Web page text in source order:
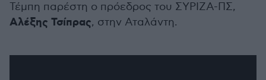
Τέμπη παρέστη ο πρόεδρος του ΣΥΡΙΖΑ-ΠΣ,
Αλέξης Τσίπρας, στην Αταλάντη.